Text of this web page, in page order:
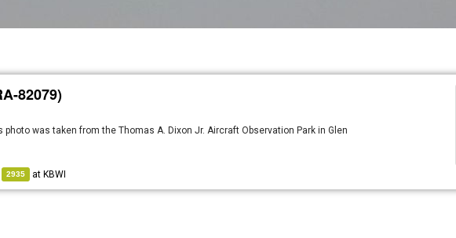
82079)
was taken from the Thomas A. Dixon Jr. Aircraft Observation Park in Glen
2935 at KBWI